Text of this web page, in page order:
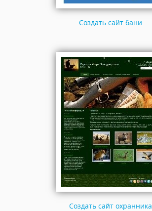
Создать сайт бани
Создать сайт охранника